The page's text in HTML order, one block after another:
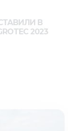
Музей
В
2023